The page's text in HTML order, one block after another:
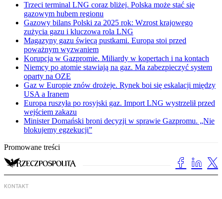
Trzeci terminal LNG coraz bliżej. Polska może stać się
gazowym hubem regionu
Gazowy bilans Polski za 2025 rok: Wzrost krajowego
zużycia gazu i kluczowa rola LNG
Magazyny gazu świecą pustkami. Europa stoi przed
poważnym wyzwaniem
Korupcja w Gazpromie. Miliardy w kopertach i na kontach
Niemcy po atomie stawiają na gaz. Ma zabezpieczyć system
oparty na OZE
Gaz w Europie znów drożeje. Rynek boi się eskalacji między
USA a Iranem
Europa ruszyła po rosyjski gaz. Import LNG wystrzelił przed
wejściem zakazu
Minister Domański broni decyzji w sprawie Gazpromu. „Nie
blokujemy egzekucji”
Promowane treści
KONTAKT